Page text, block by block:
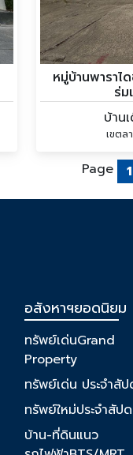
หมู่บ้านพาราไ
ร่ม
บ้าน
เขตล
Page 1
อสังหาฯยอดนิยม
ทรัพย์เด่นGrand
Property
ทรัพย์เด่น ประจำสั
ทรัพย์ใหม่ประจำสัป
บ้าน-ที่ดินแนว